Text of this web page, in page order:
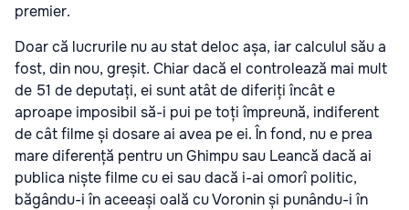
premier.
Doar că lucrurile nu au stat deloc așa, iar calculul său a
fost, din nou, greșit. Chiar dacă el controlează mai mult
de 51 de deputați, ei sunt atât de diferiți încât e
aproape imposibil să-i pui pe toți împreună, indiferent
de cât filme și dosare ai avea pe ei. În fond, nu e prea
mare diferență pentru un Ghimpu sau Leancă dacă ai
publica niște filme cu ei sau dacă i-ai omorî politic,
băgându-i în aceeași oală cu Voronin și punându-i în